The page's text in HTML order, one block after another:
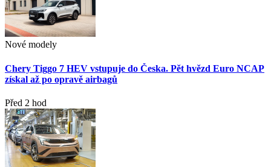
Nové modely
Chery Tiggo 7 HEV vstupuje do Česka. Pět hvězd Euro NCAP
získal až po opravě airbagů
Před 2 hod